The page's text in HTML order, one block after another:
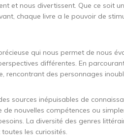
et nous divertissent. Que ce soit
chaque livre a le pouvoir de
qui nous permet de nous
différentes. En
rencontrant des personnages
sources inépuisables de
nouvelles compétences ou
La diversité des genres
les curiosités.